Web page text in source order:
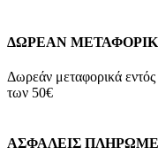
ΔΩΡΕΑΝ
Δωρεάν μεταφορικά εντός
των 50€
ΑΣΦΑΛΕΙΣ